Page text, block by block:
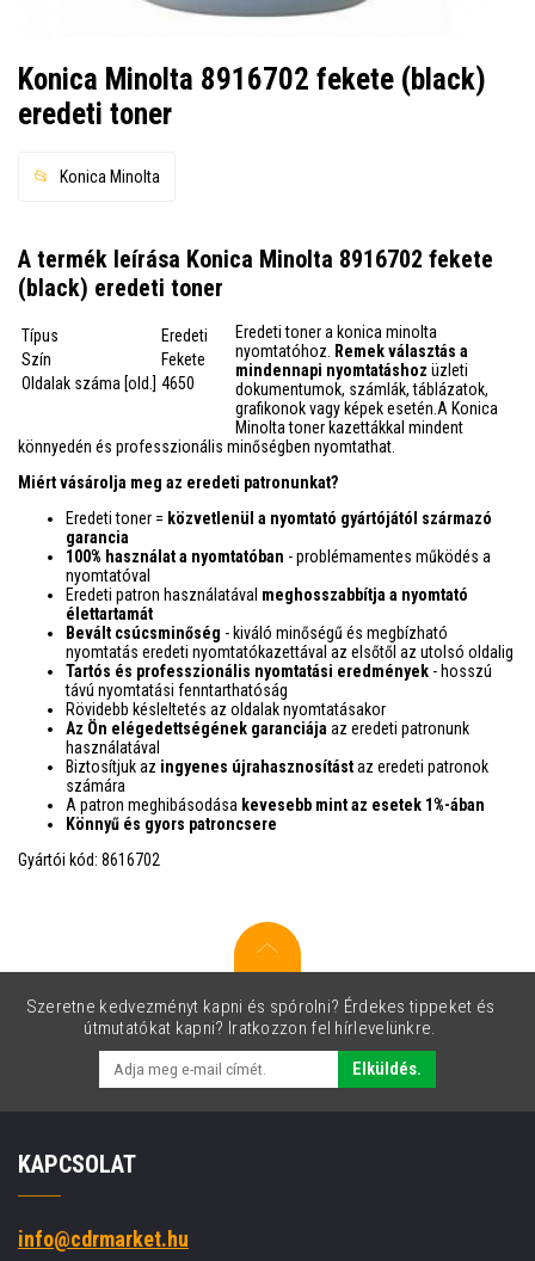
Konica Minolta 8916702 fekete (black)
eredeti toner
Konica Minolta
A termék leírása Konica Minolta 8916702 fekete
(black) eredeti toner
Típus
Eredeti
Szín
Fekete
Oldalak száma [old.] 4650
Eredeti toner a konica minolta
nyomtatóhoz.
Remek választás a
mindennapi nyomtatáshoz üzleti
dokumentumok, számlák, táblázatok,
grafikonok vagy képek esetén.A Konica
Minolta toner kazettákkal mindent
könnyedén és professzionális minőségben nyomtathat.
Miért vásárolja meg az eredeti patronunkat?
Eredeti toner = közvetlenül a nyomtató gyártójától származó
garancia
100% használat a nyomtatóban - problémamentes működés a
nyomtatóval
Eredeti patron használatával meghosszabbítja a nyomtató
élettartamát
Bevált csúcsminőség - kiváló minőségű és megbízható
nyomtatás eredeti nyomtatókazettával az elsőtől az utolsó oldalig
Tartós és professzionális nyomtatási eredmények - hosszú
távú nyomtatási fenntarthatóság
Rövidebb késleltetés az oldalak nyomtatásakor
Az Ön elégedettségének garanciája az eredeti patronunk
használatával
Biztosítjuk az ingyenes újrahasznosítástaz eredeti patronok
számára
A patron meghibásodása kevesebb mint az esetek 1%-ában
Könnyű és gyors patroncsere
Gyártói kód: 8616702
Szeretne kedvezményt kapni és spórolni? Érdekes tippeket és
útmutatókat kapni? Iratkozzon fel hírlevelünkre.
Elküldés.
KAPCSOLAT
info@cdrmarket.hu